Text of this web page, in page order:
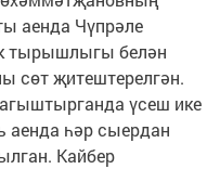
аенда Чүпрәле
тырышлыгы белән
сөт җитештерелгән.
үсеш ике
аенда һәр сыердан
Кайбер